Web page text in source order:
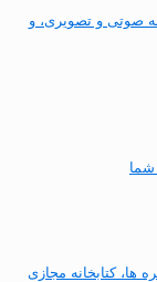
صوتی و تصویری، و